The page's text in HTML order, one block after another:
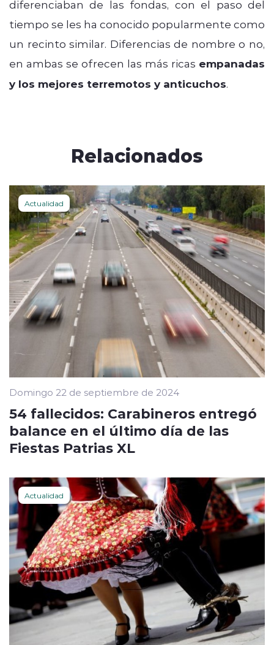
diferenciaban de las fondas, con el paso del
tiempo se les ha conocido popularmente como
un recinto similar. Diferencias de nombre o no,
en ambas se ofrecen las más ricas empanadas
y los mejores terremotos y anticuchos.
Relacionados
Actualidad
Domingo 22 de septiembre de 2024
54 fallecidos: Carabineros entregó
balance en el último día de las
Fiestas Patrias XL
Actualidad